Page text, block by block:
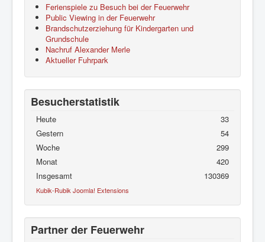
Ferienspiele zu Besuch bei der Feuerwehr
Public Viewing in der Feuerwehr
Brandschutzerziehung für Kindergarten und
Grundschule
Nachruf Alexander Merle
Aktueller Fuhrpark
Besucherstatistik
Heute
33
Gestern
54
Woche
299
Monat
420
Insgesamt
130369
Kubik-Rubik Joomla! Extensions
Partner der Feuerwehr